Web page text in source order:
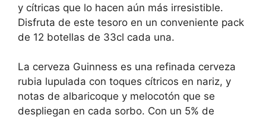
y cítricas que lo hacen aún más irresistible.
Disfruta de este tesoro en un conveniente pack
de 12 botellas de 33cl cada una.
La cerveza Guinness es una refinada cerveza
rubia lupulada con toques cítricos en nariz, y
notas de albaricoque y melocotón que se
despliegan en cada sorbo. Con un 5% de